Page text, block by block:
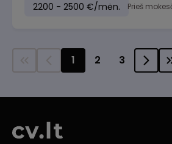
2200 - 2500 €/mėn. Prieš
1 2 3